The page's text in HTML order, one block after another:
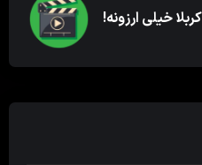
خیلی ارزونه!